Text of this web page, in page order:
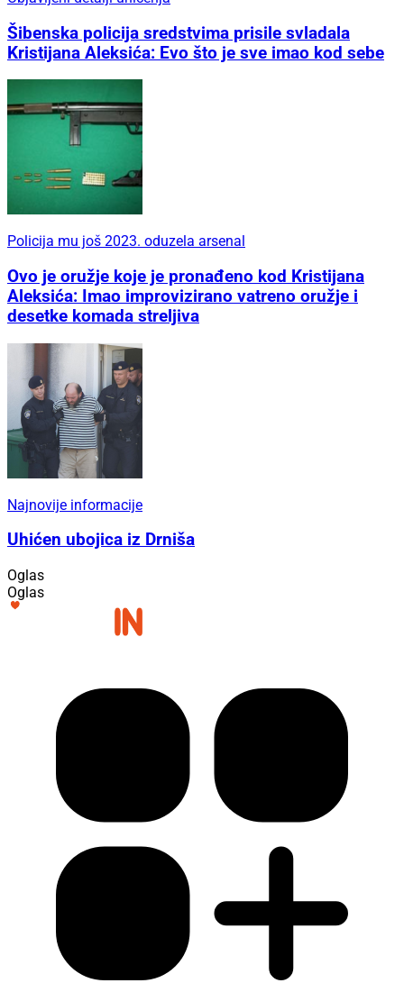
Šibenska policija sredstvima prisile svladala
Kristijana Aleksića: Evo što je sve imao kod sebe
Policija mu još 2023. oduzela arsenal
Ovo je oružje koje je pronađeno kod Kristijana
Aleksića: Imao improvizirano vatreno oružje i
desetke komada streljiva
Najnovije informacije
Uhićen ubojica iz Drniša
Oglas
Oglas